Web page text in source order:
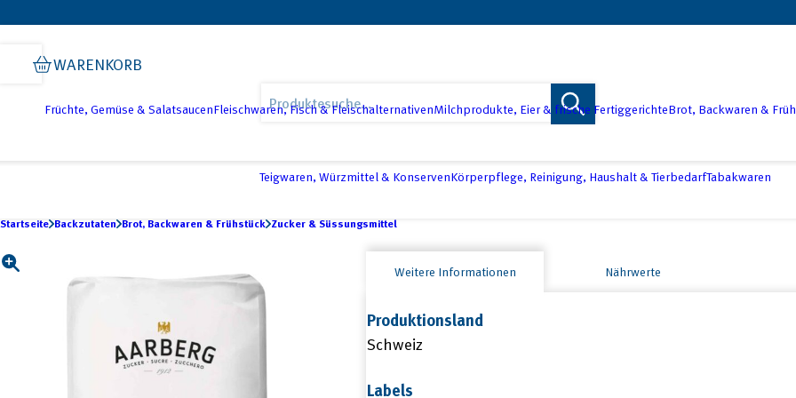
primary
main
footer
Früchte, Gemüse & SalatsaucenFleischwaren, Fisch & FleischalternativenMilchprodukte, Eier & frische FertiggerichteBrot, Backwaren &
Teigwaren, Würzmittel & KonservenKörperpflege, Reinigung, Haushalt & TierbedarfTabakwaren
WARENKORB
search
Startseite Backzutaten Brot, Backwaren & Frühstück Zucker & Süssungsmittel
Weitere Informationen Nährwerte
Produktionsland
Schweiz
Labels